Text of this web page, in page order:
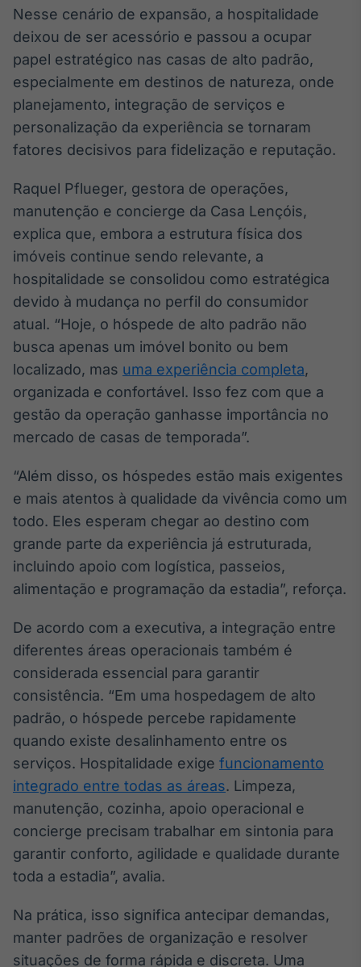
Broadcast
Widgets
Componentes
para conteúdos e
funcionalidades
Broadcast
Wallboard
dados para
displays e telas
Broadcast
Curadoria
Curadoria de
conteúdos
noticiosos
Soluções de
Tecnologia
Broadcast
Monitoramento
inteligente de
Broadcast
Fundos
A melhor
plataforma para
analisar fundos
de investimento
IA
Em breve
BroadFast
Em breve
Em breve
Nesse cenário de expansão, a hospitalidade
deixou de ser acessório e passou a ocupar
papel estratégico nas casas de alto padrão,
especialmente em destinos de natureza, onde
planejamento, integração de serviços e
personalização da experiência se tornaram
fatores decisivos para fidelização e reputação.
Raquel Pflueger, gestora de operações,
manutenção e concierge da Casa Lençóis,
explica que, embora a estrutura física dos
imóveis continue sendo relevante, a
hospitalidade se consolidou como estratégica
devido à mudança no perfil do consumidor
atual. “Hoje, o hóspede de alto padrão não
busca apenas um imóvel bonito ou bem
localizado, mas uma experiência completa,
organizada e confortável. Isso fez com que a
gestão da operação ganhasse importância no
mercado de casas de temporada”.
“Além disso, os hóspedes estão mais exigentes
e mais atentos à qualidade da vivência como um
todo. Eles esperam chegar ao destino com
grande parte da experiência já estruturada,
incluindo apoio com logística, passeios,
alimentação e programação da estadia”, reforça.
De acordo com a executiva, a integração entre
diferentes áreas operacionais também é
considerada essencial para garantir
consistência. “Em uma hospedagem de alto
padrão, o hóspede percebe rapidamente
quando existe desalinhamento entre os
serviços. Hospitalidade exige funcionamento
integrado entre todas as áreas. Limpeza,
manutenção, cozinha, apoio operacional e
concierge precisam trabalhar em sintonia para
garantir conforto, agilidade e qualidade durante
toda a estadia”, avalia.
Na prática, isso significa antecipar demandas,
manter padrões de organização e resolver
situações de forma rápida e discreta. Uma